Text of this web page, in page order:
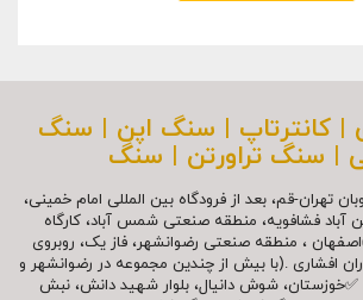
| کانترتاپ | سنگ اپن | سنگ
| سنگ تراورتن | سنگ
اتوبان تهران-قم، بعد از فرودگاه بین المللی امام خمینی،
فشافویه، منطقه صنعتی شمس آباد، کارگاه
، منطقه صنعتی رضوانشهر، فاز یک، روبروی
افشاری .(با بیش از چندین مجموعه در رضوانشهر و
✅خوزستان، شوش دانیال، بلوار شهيد دانش، نبش